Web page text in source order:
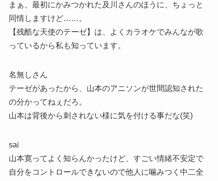
まぁ、最初にかみつかれた及川さんのほうに、ちょっと
同情しますけど……。
【残酷な天使のテーゼ】は、よくカラオケでみんなが歌
っているから私も知っています。
名無しさん
テーゼがあったから、山本のアニソンが世間認知された
の分かってねぇだろ。
山本は背後から刺されない様に気を付ける事だな(笑)
sai
山本寛ってよく知らんかったけど、すごい情緒不安定で
自分をコントロールできないので他人に噛みつく中二全